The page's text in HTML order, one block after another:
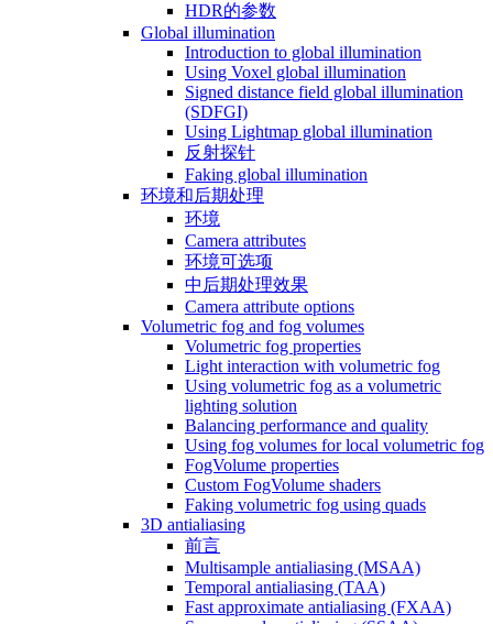
HDR的参数
Global illumination
Introduction to global illumination
Using Voxel global illumination
Signed distance field global illumination
(SDFGI)
Using Lightmap global illumination
反射探针
Faking global illumination
环境和后期处理
环境
Camera attributes
环境可选项
中后期处理效果
Camera attribute options
Volumetric fog and fog volumes
Volumetric fog properties
Light interaction with volumetric fog
Using volumetric fog as a volumetric
lighting solution
Balancing performance and quality
Using fog volumes for local volumetric fog
FogVolume properties
Custom FogVolume shaders
Faking volumetric fog using quads
3D antialiasing
前言
Multisample antialiasing (MSAA)
Temporal antialiasing (TAA)
Fast approximate antialiasing (FXAA)